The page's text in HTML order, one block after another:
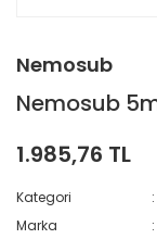
Nemosub
Nemosub
1.985,76 TL
Kategori
Marka